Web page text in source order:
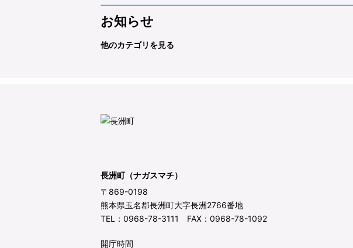
お知らせ
他のカテゴリを見る
長洲町（ナガスマチ）
〒869-0198
熊本県玉名郡長洲町大字長洲2766番地
TEL：0968-78-3111 FAX：0968-78-1092
開庁時間